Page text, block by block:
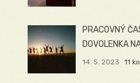
PRACOVNÝ
DOVOLENKA
14. 5. 2023 11